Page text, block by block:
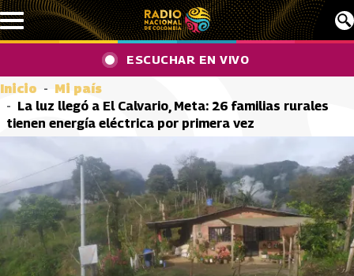
Pasar al contenido principal
ESCUCHAR EN VIVO
Inicio
Mi país
La luz llegó a El Calvario, Meta: 26 familias rurales
tienen energía eléctrica por primera vez